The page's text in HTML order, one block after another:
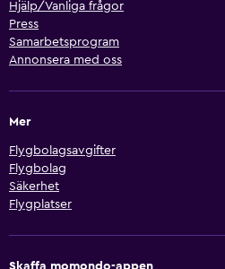
Hjälp/Vanliga frågor
Press
Samarbetsprogram
Annonsera med oss
Mer
Flygbolagsavgifter
Flygbolag
Säkerhet
Flygplatser
Skaffa momondo-appen